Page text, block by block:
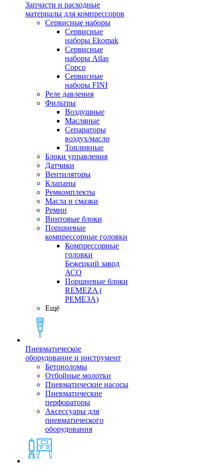
Запчасти и расходные
материалы для компрессоров
Cервисные наборы
Сервисные
наборы Ekomak
Cервисные
наборы Atlas
Copco
Сервисные
наборы FINI
Реле давления
Фильтры
Воздушные
Масляные
Сепараторы
воздух/масло
Топливные
Блоки управления
Датчики
Вентиляторы
Клапаны
Ремкомплекты
Масла и смазки
Ремни
Винтовые блоки
Поршневые
компрессорные головки
Компрессорные
головки
Бежецкий завод
АСО
Поршневые блоки
REMEZA (
РЕМЕЗА)
Ещё
Пневматическое
оборудование и инструмент
Бетоноломы
Отбойные молотки
Пневматические насосы
Пневматические
перфораторы
Аксессуары для
пневматического
оборудования